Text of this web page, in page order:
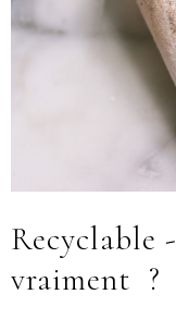
Recyclable
vraiment ?